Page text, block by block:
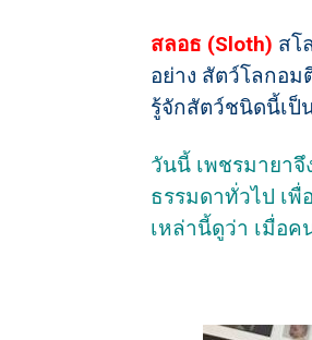
สลอธ (Sloth) สโ
อย่าง สัตว์โลกอม
รู้จักสัตว์ชนิดนี้เป็
วันนี้ เพชรมายา
ธรรมดาทั่วไป เ
เหล่านี้ดูว่า เมื่อ